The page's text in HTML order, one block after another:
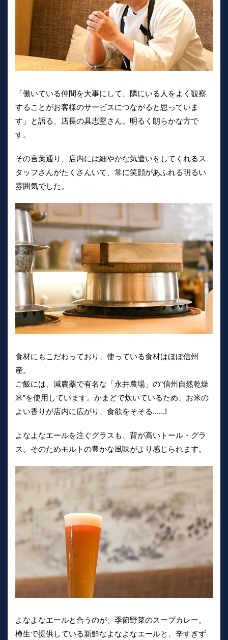
「働いている仲間を大事にして、隣にいる人をよく観察
することがお客様のサービスにつながると思っていま
す」と語る、店長の具志堅さん。明るく朗らかな方で
す。
その言葉通り、店内には細やかな気遣いをしてくれるス
タッフさんがたくさんいて、常に笑顔があふれる明るい
雰囲気でした。
食材にもこだわっており、使っている食材はほぼ信州
産。
ご飯には、減農薬で有名な「永井農場」の“信州自然乾燥
米”を使用しています。かまどで炊いているため、お米の
よい香りが店内に広がり、食欲をそそる......!
よなよなエールを注ぐグラスも、背が高いトール・グラ
ス。そのためモルトの豊かな風味がより感じられます。
よなよなエールと合うのが、季節野菜のスープカレー。
樽生で提供している新鮮なよなよなエールと、辛すぎず